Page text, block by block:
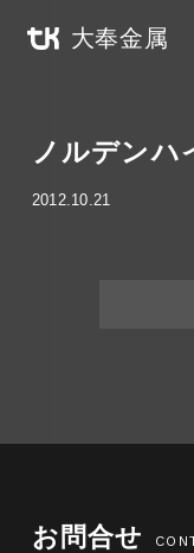
大奉金属
ノルデンハ
2012.10.21
お問合せ